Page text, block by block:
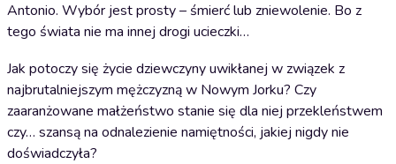
Antonio. Wybór jest prosty – śmierć lub zniewolenie. Bo z
tego świata nie ma innej drogi ucieczki…
Jak potoczy się życie dziewczyny uwikłanej w związek z
najbrutalniejszym mężczyzną w Nowym Jorku? Czy
zaaranżowane małżeństwo stanie się dla niej przekleństwem
czy… szansą na odnalezienie namiętności, jakiej nigdy nie
doświadczyła?